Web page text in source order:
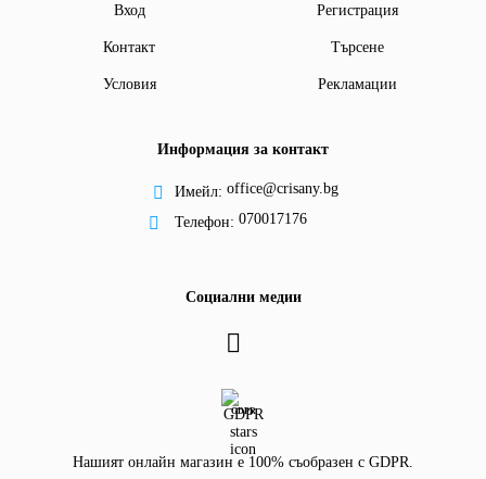
Вход Регистрация
Контакт Търсене
Условия Рекламации
Информация за контакт
Имейл: office@crisany.bg
Телефон: 070017176
Социални медии
GDPR
Нашият онлайн магазин е 100% съобразен с GDPR.